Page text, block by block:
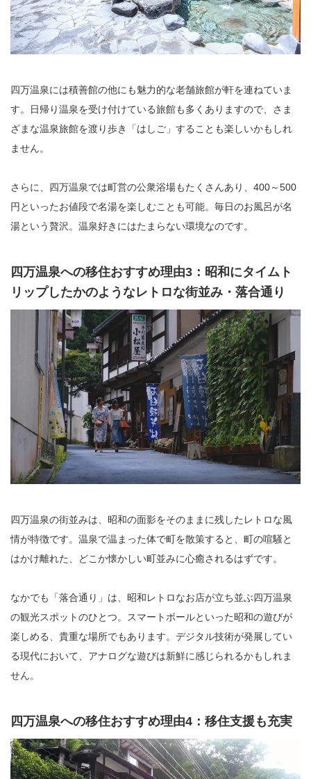
四万温泉には積善館の他にも魅力的な老舗旅館が軒を連ねていま
す。日帰り温泉を受け付けている旅館も多くありますので、さま
ざまな温泉旅館を渡り歩き「はしご」することも楽しいかもしれ
ません。
さらに、四万温泉では町営の公衆浴場もたくさんあり、400～500
円といったお値段で名湯を楽しむことも可能。毎日のお風呂が名
湯という贅沢。温泉好きにはたまらない環境なのです。
四万温泉への移住おすすめ理由3：昭和にタイムト
リップしたかのようなレトロな街並み・落合通り
四万温泉の街並みは、昭和の面影をそのままに残したレトロな風
情が特徴です。温泉で温まった体で町を散策すると、町の喧騒と
はかけ離れた、どこか懐かしい町並みに心癒されるはずです。
なかでも「落合通り」は、昭和レトロなお店が立ち並ぶ四万温泉
の観光スポットのひとつ。スマートボールといった昭和の遊びが
楽しめる、貴重な場所でもあります。デジタル技術が発展してい
る現代において、アナログな遊びは新鮮に感じられるかもしれま
せん。
四万温泉への移住おすすめ理由4：移住支援も充実